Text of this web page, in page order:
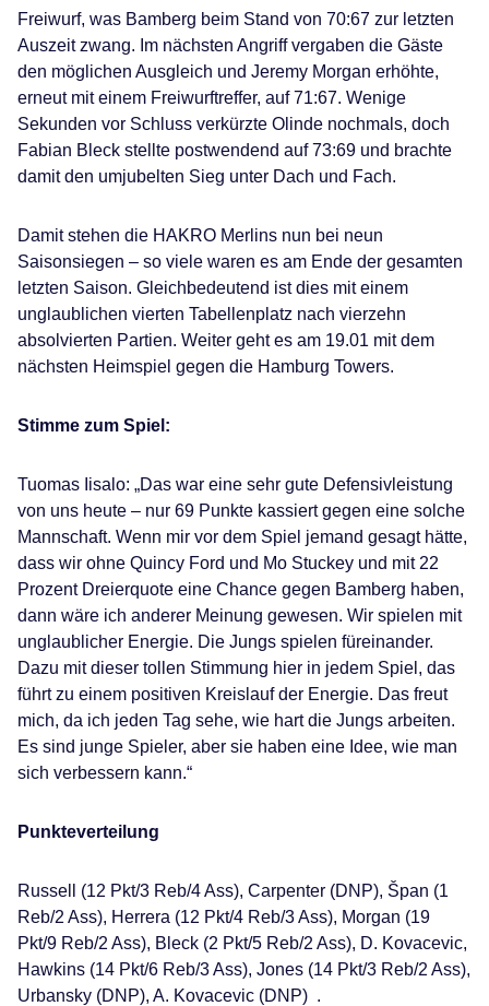
Freiwurf, was Bamberg beim Stand von 70:67 zur letzten
Auszeit zwang. Im nächsten Angriff vergaben die Gäste
den möglichen Ausgleich und Jeremy Morgan erhöhte,
erneut mit einem Freiwurftreffer, auf 71:67. Wenige
Sekunden vor Schluss verkürzte Olinde nochmals, doch
Fabian Bleck stellte postwendend auf 73:69 und brachte
damit den umjubelten Sieg unter Dach und Fach.
Damit stehen die HAKRO Merlins nun bei neun
Saisonsiegen – so viele waren es am Ende der gesamten
letzten Saison. Gleichbedeutend ist dies mit einem
unglaublichen vierten Tabellenplatz nach vierzehn
absolvierten Partien. Weiter geht es am 19.01 mit dem
nächsten Heimspiel gegen die Hamburg Towers.
Stimme zum Spiel:
Tuomas Iisalo: „Das war eine sehr gute Defensivleistung
von uns heute – nur 69 Punkte kassiert gegen eine solche
Mannschaft. Wenn mir vor dem Spiel jemand gesagt hätte,
dass wir ohne Quincy Ford und Mo Stuckey und mit 22
Prozent Dreierquote eine Chance gegen Bamberg haben,
dann wäre ich anderer Meinung gewesen. Wir spielen mit
unglaublicher Energie. Die Jungs spielen füreinander.
Dazu mit dieser tollen Stimmung hier in jedem Spiel, das
führt zu einem positiven Kreislauf der Energie. Das freut
mich, da ich jeden Tag sehe, wie hart die Jungs arbeiten.
Es sind junge Spieler, aber sie haben eine Idee, wie man
sich verbessern kann.“
Punkteverteilung
Russell (12 Pkt/3 Reb/4 Ass), Carpenter (DNP), Špan (1
Reb/2 Ass), Herrera (12 Pkt/4 Reb/3 Ass), Morgan (19
Pkt/9 Reb/2 Ass), Bleck (2 Pkt/5 Reb/2 Ass), D. Kovacevic,
Hawkins (14 Pkt/6 Reb/3 Ass), Jones (14 Pkt/3 Reb/2 Ass),
Urbansky (DNP), A. Kovacevic (DNP) .